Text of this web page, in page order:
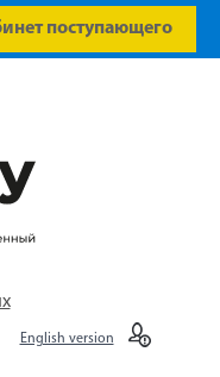
поступающего
English version